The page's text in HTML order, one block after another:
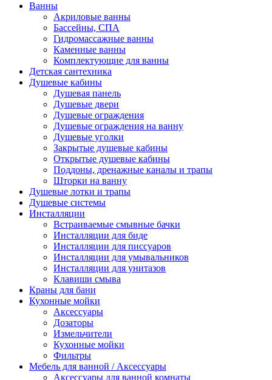
Ванны
Акриловые ванны
Бассейны, СПА
Гидромассажные ванны
Каменные ванны
Комплектующие для ванны
Детская сантехника
Душевые кабины
Душевая панель
Душевые двери
Душевые ограждения
Душевые ограждения на ванну
Душевые уголки
Закрытые душевые кабины
Открытые душевые кабины
Поддоны, дренажные каналы и трапы
Шторки на ванну
Душевые лотки и трапы
Душевые системы
Инсталляции
Встраиваемые смывные бачки
Инсталляции для биде
Инсталляции для писсуаров
Инсталляции для умывальников
Инсталляции для унитазов
Клавиши смыва
Краны для бани
Кухонные мойки
Аксессуары
Дозаторы
Измельчители
Кухонные мойки
Фильтры
Мебель для ванной / Аксессуары
Аксессуары для ванной комнаты